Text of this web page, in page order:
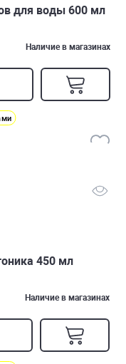
для воды 600 мл
Наличие в магазинах
450 мл
Наличие в магазинах